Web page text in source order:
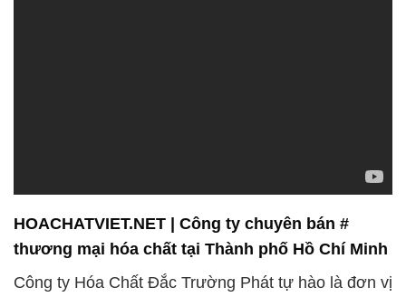
HOACHATVIET.NET | Công ty chuyên bán #
thương mại hóa chất tại Thành phố Hồ Chí Minh
Công ty Hóa Chất Đắc Trường Phát tự hào là đơn vị